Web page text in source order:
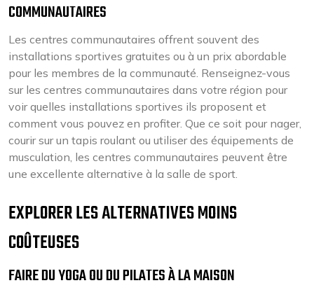
COMMUNAUTAIRES
Les centres communautaires offrent souvent des
installations sportives gratuites ou à un prix abordable
pour les membres de la communauté. Renseignez-vous
sur les centres communautaires dans votre région pour
voir quelles installations sportives ils proposent et
comment vous pouvez en profiter. Que ce soit pour nager,
courir sur un tapis roulant ou utiliser des équipements de
musculation, les centres communautaires peuvent être
une excellente alternative à la salle de sport.
EXPLORER LES ALTERNATIVES MOINS
COÛTEUSES
FAIRE DU YOGA OU DU PILATES À LA MAISON